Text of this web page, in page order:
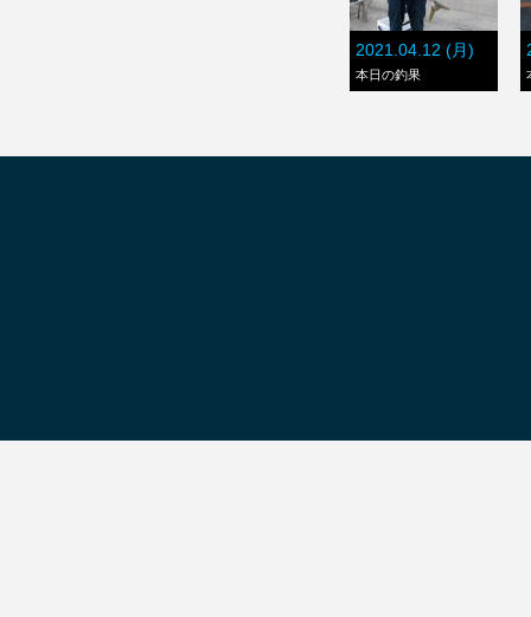
2021.04.12 (月)
本日の釣果